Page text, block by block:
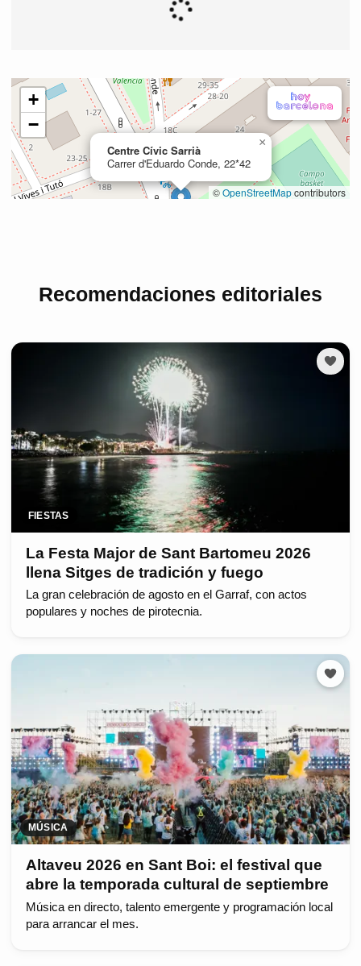
Recomendaciones editoriales
FIESTAS
La Festa Major de Sant Bartomeu 2026
llena Sitges de tradición y fuego
La gran celebración de agosto en el Garraf, con actos
populares y noches de pirotecnia.
MÚSICA
Altaveu 2026 en Sant Boi: el festival que
abre la temporada cultural de septiembre
Música en directo, talento emergente y programación local
para arrancar el mes.